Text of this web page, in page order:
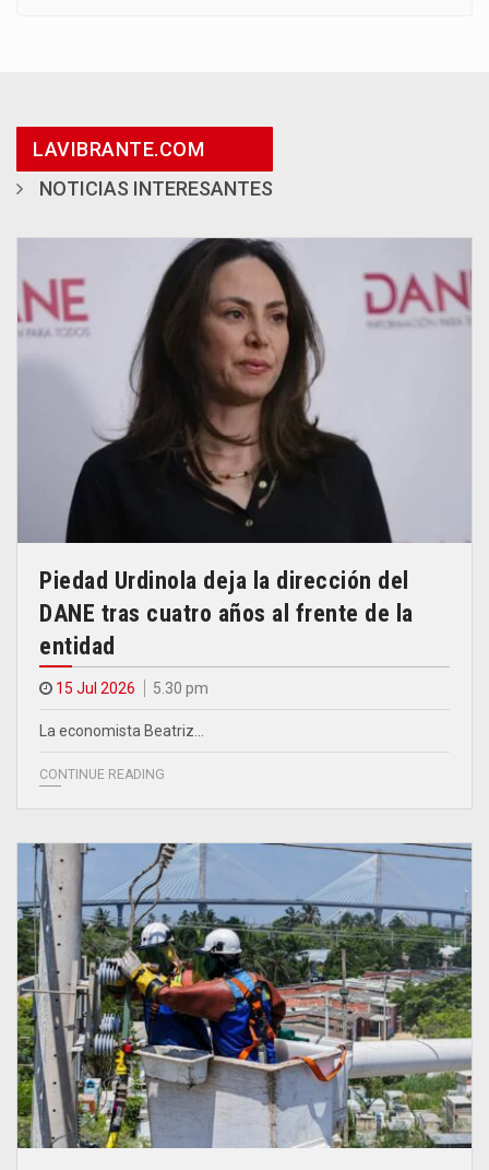
LAVIBRANTE.COM
NOTICIAS INTERESANTES
Piedad Urdinola deja la dirección del
DANE tras cuatro años al frente de la
entidad
15 Jul 2026 5.30 pm
La economista Beatriz…
CONTINUE READING